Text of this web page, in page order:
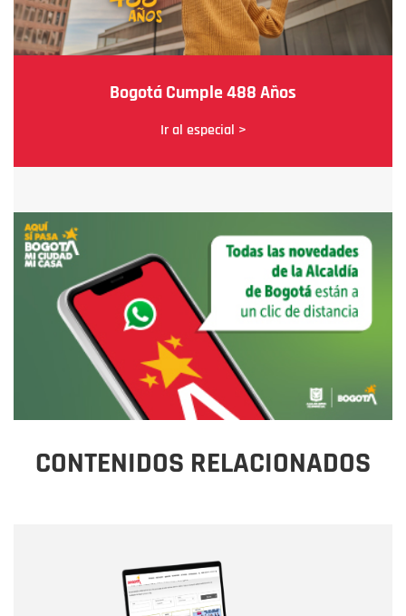
Bogotá Cumple 488 Años
Ir al especial >
CONTENIDOS RELACIONADOS
Correo electrónico